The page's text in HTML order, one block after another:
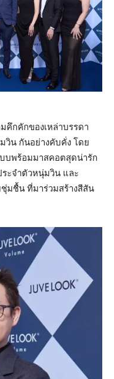
คึกคักของเหล่าบรรดา
วิน กันอย่างคับคั่ง โดย
บพร้อมมาสคอตสุดน่ารัก
ะจำตัวหนุ่มวิน และ
มชื้น ที่มาร่วมสร้างสีสัน